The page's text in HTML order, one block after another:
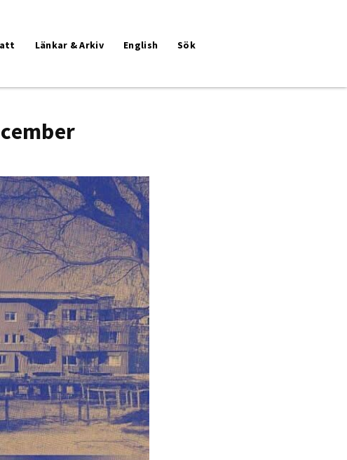
Länkar & Arkiv English Sök